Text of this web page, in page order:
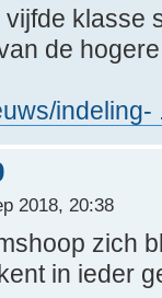
klasse
de
indeling-
2018, 20:38
zich
in ieder